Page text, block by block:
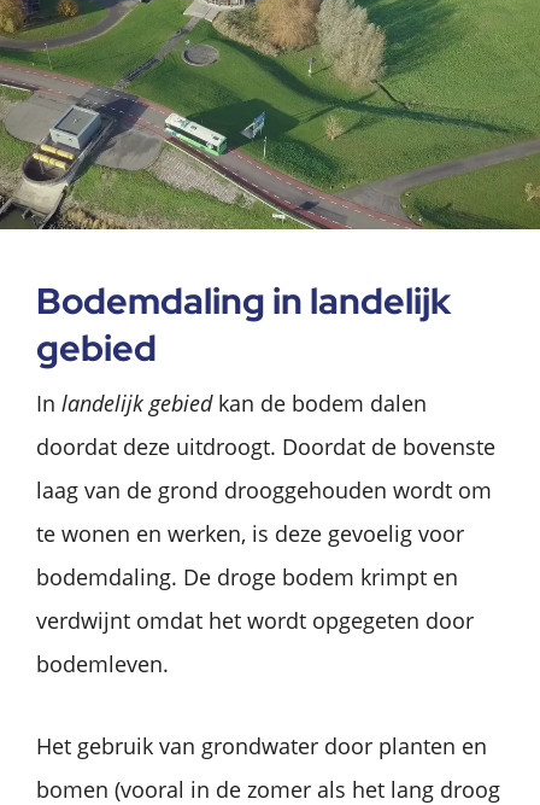
Bodemdaling in landelijk
gebied
In landelijk gebiedkan de bodem dalen
doordat deze uitdroogt. Doordat de bovenste
laag van de grond drooggehouden wordt om
te wonen en werken, is deze gevoelig voor
bodemdaling. De droge bodem krimpt en
verdwijnt omdat het wordt opgegeten door
bodemleven.
Het gebruik van grondwater door planten en
bomen (vooral in de zomer als het lang droog